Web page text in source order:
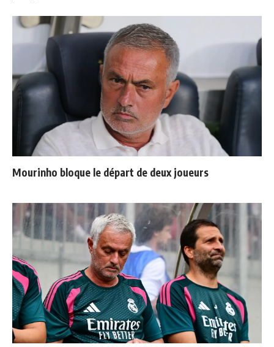
Mourinho bloque le départ de deux joueurs